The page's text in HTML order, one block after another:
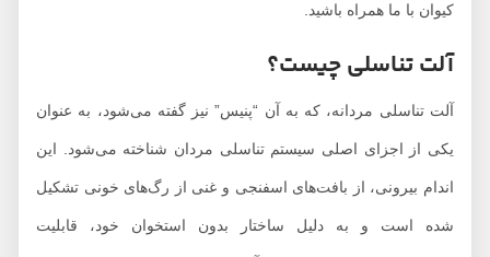
کیوان با ما همراه باشید.
آلت تناسلی چیست؟
آلت تناسلی مردانه، که به آن “پنیس” نیز گفته می‌شود، به عنوان
یکی از اجزای اصلی سیستم تناسلی مردان شناخته می‌شود. این
اندام بیرونی، از بافت‌های اسفنجی و غنی از رگ‌های خونی تشکیل
شده است و به دلیل ساختار بدون استخوان خود، قابلیت